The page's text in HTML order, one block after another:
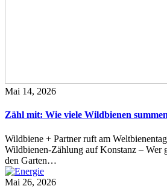
Mai 14, 2026
Zähl mit: Wie viele Wildbienen
Wildbiene + Partner ruft am
Wildbienen-Zählung auf Konstanz – Wer
den Garten…
Mai 26, 2026